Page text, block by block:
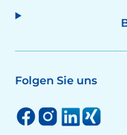
Folgen Sie uns